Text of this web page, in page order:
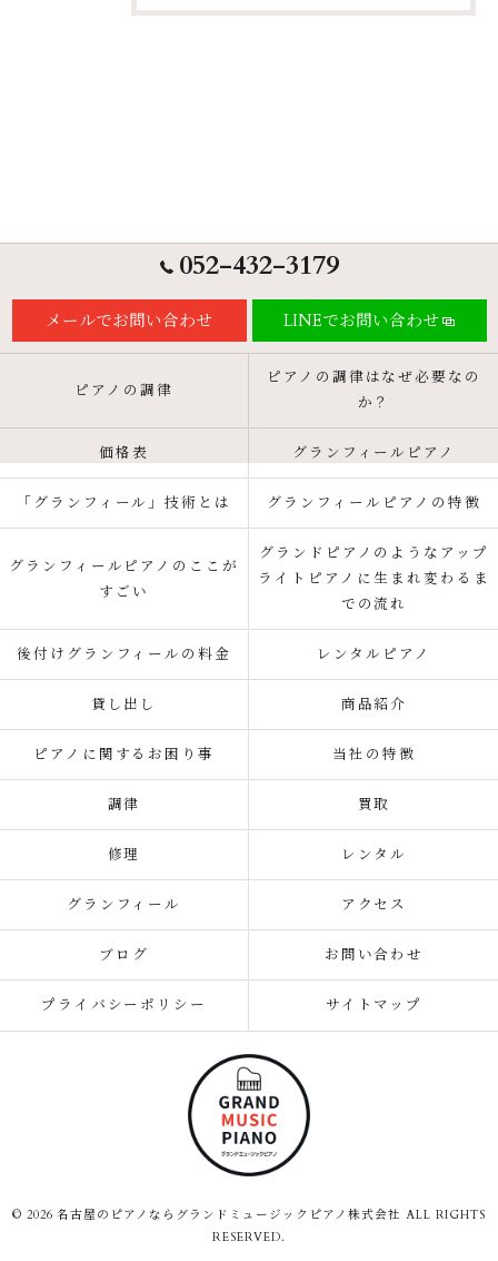
052-432-3179
メールでお問い合わせ LINEでお問い合わせ
ピアノの調律
ピアノの調律はなぜ必要なの
か？
価格表 グランフィールピアノ
「グランフィール」技術とは グランフィールピアノの特徴
グランフィールピアノのここが
すごい
グランドピアノのようなアップ
ライトピアノに生まれ変わるま
での流れ
後付けグランフィールの料金 レンタルピアノ
貸し出し 商品紹介
ピアノに関するお困り事 当社の特徴
調律 買取
修理 レンタル
グランフィール アクセス
ブログ お問い合わせ
プライバシーポリシー サイトマップ
© 2026 名古屋のピアノならグランドミュージックピアノ株式会社 ALL RIGHTS
RESERVED.